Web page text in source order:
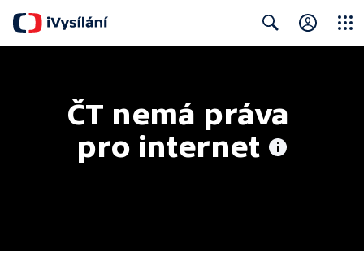
ČT nemá práva
pro internet